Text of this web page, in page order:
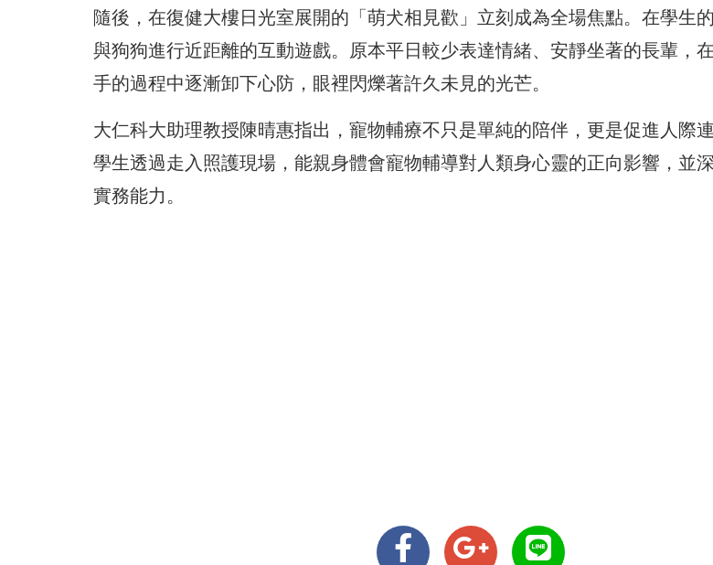
隨後，在復健大樓日光室展開的「萌犬相見歡」立刻成為全場焦點。在學生
與狗狗進行近距離的互動遊戲。原本平日較少表達情緒、安靜坐著的長輩，
手的過程中逐漸卸下心防，眼裡閃爍著許久未見的光芒。
大仁科大助理教授陳晴惠指出，寵物輔療不只是單純的陪伴，更是促進人際
學生透過走入照護現場，能親身體會寵物輔導對人類身心靈的正向影響，並
實務能力。